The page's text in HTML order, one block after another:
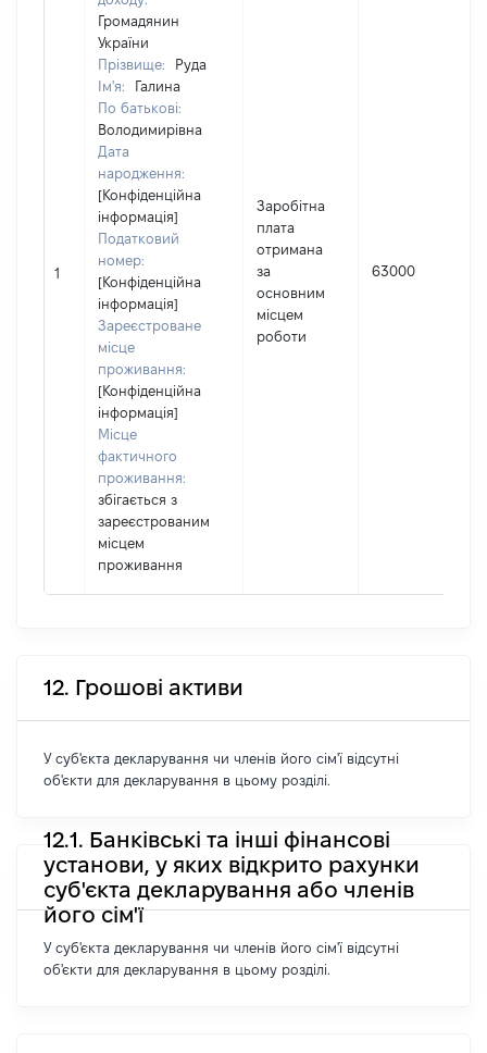
1
Громадянин
України
Прізвище:
Руда
Ім'я:
Галина
По батькові:
Володимирівна
Дата
народження:
[Конфіденційна
інформація]
Податковий
номер:
[Конфіденційна
інформація]
Зареєстроване
місце
проживання:
[Конфіденційна
інформація]
Місце
фактичного
проживання:
збігається з
зареєстрованим
місцем
проживання
Заробітна
плата
отримана
за
основним
місцем
роботи
63000
12. Грошові активи
У суб'єкта декларування чи членів його сім'ї відсутні
об'єкти для декларування в цьому розділі.
12.1. Банківські та інші фінансові
установи, у яких відкрито рахунки
суб'єкта декларування або членів
його сім'ї
У суб'єкта декларування чи членів його сім'ї відсутні
об'єкти для декларування в цьому розділі.